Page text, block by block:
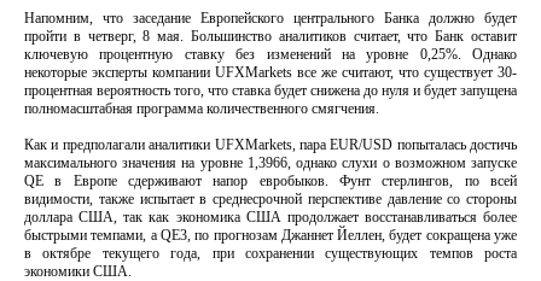
Напомним, что заседание Европейского центрального Банка должно будет
пройти в четверг, 8 мая. Большинство аналитиков считает, что Банк оставит
ключевую процентную ставку без изменений на уровне 0,25%. Однако
некоторые эксперты компании UFXMarkets все же считают, что существует 30-
процентная вероятность того, что ставка будет снижена до нуля и будет запущена
полномасштабная программа количественного смягчения.
Как и предполагали аналитики UFXMarkets, пара EUR/USD попыталась достичь
максимального значения на уровне 1,3966, однако слухи о возможном запуске
QE в Европе сдерживают напор евробыков. Фунт стерлингов, по всей
видимости, также испытает в среднесрочной перспективе давление со стороны
доллара США, так как экономика США продолжает восстанавливаться более
быстрыми темпами, а QE3, по прогнозам Джаннет Йеллен, будет сокращена уже
в октябре текущего года, при сохранении существующих темпов роста
экономики США.